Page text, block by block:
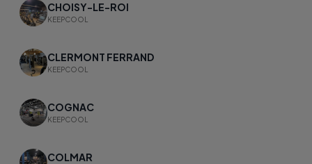
CHOISY-LE-ROI
KEEPCOOL
CLERMONT FERRAND
KEEPCOOL
COGNAC
KEEPCOOL
COLMAR